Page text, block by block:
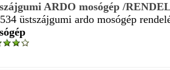
ARDO mosógép /
üstszájgumi ardo mosógép